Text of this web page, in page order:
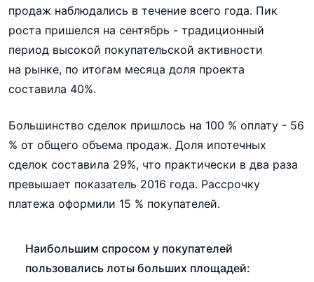
продаж наблюдались в течение всего года. Пик
роста пришелся на сентябрь - традиционный
период высокой покупательской активности
на рынке, по итогам месяца доля проекта
составила 40%.
Большинство сделок пришлось на 100 % оплату - 56
% от общего объема продаж. Доля ипотечных
сделок составила 29%, что практически в два раза
превышает показатель 2016 года. Рассрочку
платежа оформили 15 % покупателей.
Наибольшим спросом у покупателей
пользовались лоты больших площадей: